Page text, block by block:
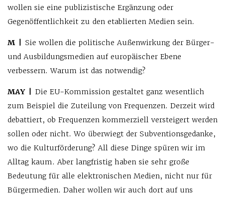
wollen sie eine publizistische Ergänzung oder
Gegenöffentlichkeit zu den etablierten Medien sein.
M |
Sie wollen die politische Außenwirkung der Bürger-
und Ausbildungsmedien auf europäischer Ebene
verbessern. Warum ist das notwendig?
MAY |
Die EU-Kommission gestaltet ganz wesentlich
zum Beispiel die Zuteilung von Frequenzen. Derzeit wird
debattiert, ob Frequenzen kommerziell versteigert werden
sollen oder nicht. Wo überwiegt der Subventionsgedanke,
wo die Kulturförderung? All diese Dinge spüren wir im
Alltag kaum. Aber langfristig haben sie sehr große
Bedeutung für alle elektronischen Medien, nicht nur für
Bürgermedien. Daher wollen wir auch dort auf uns